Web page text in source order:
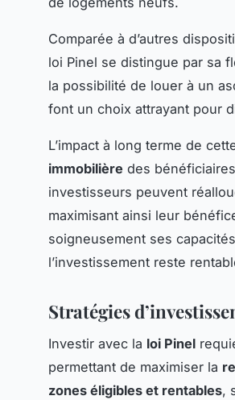
Comparée à d’autres
loi Pinel se distingue par sa
la possibilité de louer à un
font un choix attrayant pour
L’impact à long terme de
immobilière des
investisseurs peuvent
maximisant ainsi leur
soigneusement ses
l’investissement reste
Stratégies
Investir avec la loi Pinel
permettant de maximiser la
zones éligibles et rentables,